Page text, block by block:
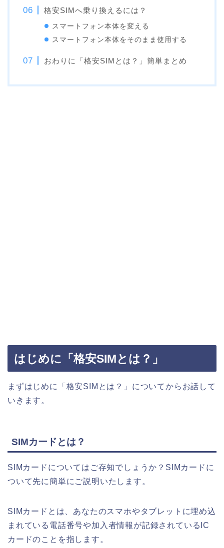
格安SIMへ乗り換えるには？
スマートフォン本体を変える
スマートフォン本体をそのまま使用する
おわりに「格安SIMとは？」簡単まとめ
はじめに「格安SIMとは？」
まずはじめに「格安SIMとは？」についてからお話して
いきます。
SIMカードとは？
SIMカードについてはご存知でしょうか？SIMカードに
ついて先に簡単にご説明いたします。
SIMカードとは、あなたのスマホやタブレットに埋め込
まれている 電話番号や加入者情報が記録されている IC
カードのことを指します。